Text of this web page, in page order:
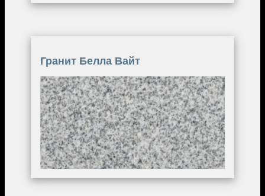
Гранит Белла Вайт
Image